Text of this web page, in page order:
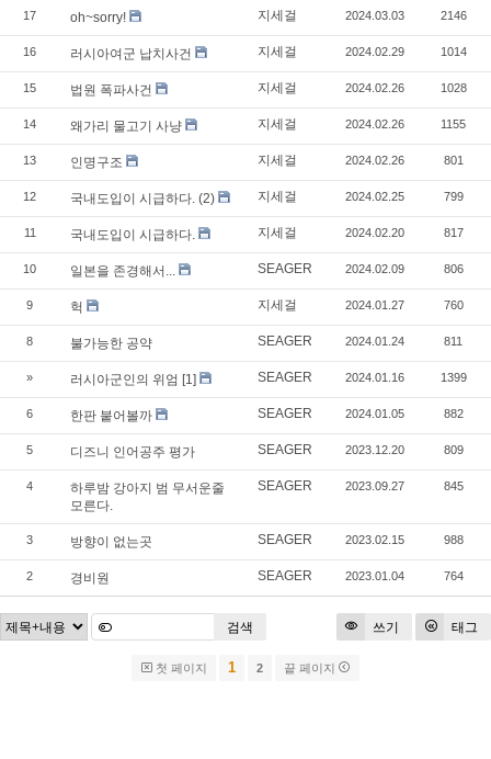
17 oh~sorry! 지세걸 2024.03.03 2146
16 러시아여군 납치사건 지세걸 2024.02.29 1014
15 법원 폭파사건 지세걸 2024.02.26 1028
14 왜가리 물고기 사냥 지세걸 2024.02.26 1155
13 인명구조 지세걸 2024.02.26 801
12 국내도입이 시급하다. (2) 지세걸 2024.02.25 799
11 국내도입이 시급하다. 지세걸 2024.02.20 817
10 일본을 존경해서... SEAGER 2024.02.09 806
9 헉 지세걸 2024.01.27 760
8 불가능한 공약 SEAGER 2024.01.24 811
» 러시아군인의 위엄 [1] SEAGER 2024.01.16 1399
6 한판 붙어볼까 SEAGER 2024.01.05 882
5 디즈니 인어공주 평가 SEAGER 2023.12.20 809
4
하루밤 강아지 범 무서운줄
모른다.
SEAGER 2023.09.27 845
3 방향이 없는곳 SEAGER 2023.02.15 988
2 경비원 SEAGER 2023.01.04 764
쓰기 태그
검색
첫 페이지 1 2 끝 페이지